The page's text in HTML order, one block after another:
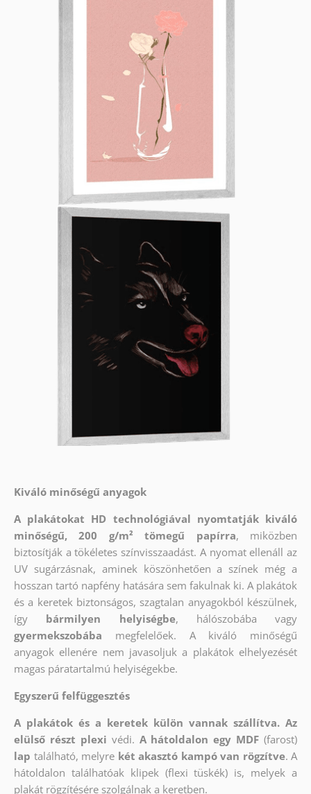
Kiváló minőségű anyagok
A plakátokat HD technológiával nyomtatják kiváló
minőségű, 200 g/m² tömegű papírra, miközben
biztosítják a tökéletes színvisszaadást. A nyomat ellenáll az
UV sugárzásnak, aminek köszönhetően a színek még a
hosszan tartó napfény hatására sem fakulnak ki. A plakátok
és a keretek biztonságos, szagtalan anyagokból készülnek,
így
bármilyen helyiségbe, hálószobába vagy
gyermekszobába
megfelelőek. A kiváló minőségű
anyagok ellenére nem javasoljuk a plakátok elhelyezését
magas páratartalmú helyiségekbe.
Egyszerű felfüggesztés
A plakátok és a keretek külön vannak szállítva. Az
elülső részt plexi védi. A hátoldalon egy MDF (farost)
lap található, melyre két akasztó kampó van rögzítve. A
hátoldalon találhatóak klipek (flexi tüskék) is, melyek a
plakát rögzítésére szolgálnak a keretben.